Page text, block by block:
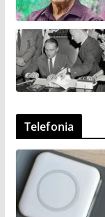
Telefonia